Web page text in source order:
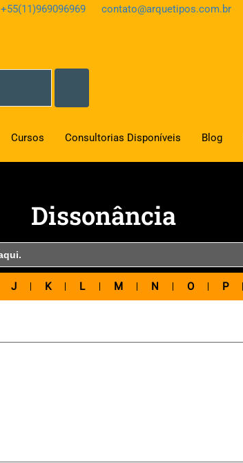
+55(11)969096969
contato@arquetipos.com.br
Cursos Consultorias Disponíveis Blog
Dissonância
J K L M N O P